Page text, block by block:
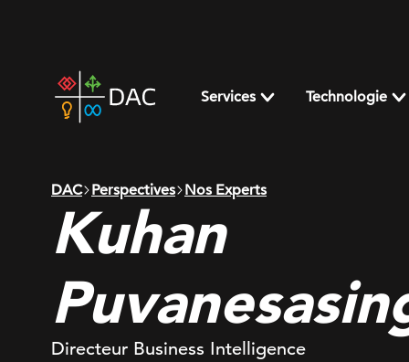
home
page
Services Technologie
DAC Perspectives Nos Experts
Kuhan
Directeur Business Intelligence